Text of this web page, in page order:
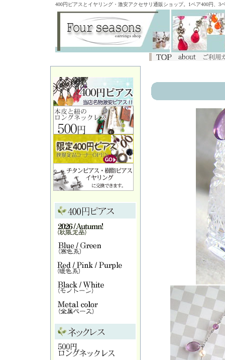
400円ピアスとイヤリング・激安アクセサリ通販ショップ。1ペア400円、